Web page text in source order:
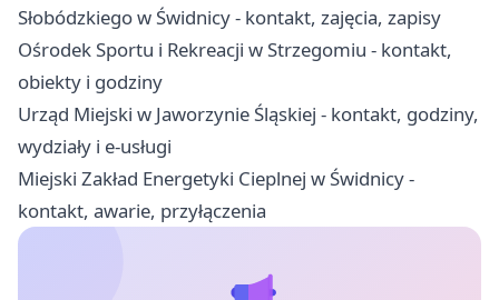
Słobódzkiego w Świdnicy - kontakt, zajęcia, zapisy
Ośrodek Sportu i Rekreacji w Strzegomiu - kontakt,
obiekty i godziny
Urząd Miejski w Jaworzynie Śląskiej - kontakt, godziny,
wydziały i e-usługi
Miejski Zakład Energetyki Cieplnej w Świdnicy -
kontakt, awarie, przyłączenia